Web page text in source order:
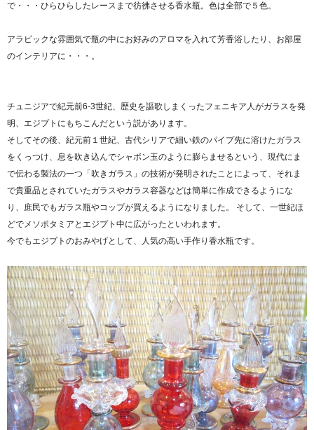
で・・・ひらひらしたレースまで彷彿させる香水瓶。色は全部で５色。
アラビックな雰囲気で瓶の中にお好みのアロマを入れて芳香浴したり、お部屋
のインテリアに・・・。
チュニジアで紀元前6-3世紀、歴史を謳歌しまくったフェニキア人がガラスを発
明、エジプトにもちこんだという説があります。
そしてその後、紀元前１世紀、古代シリアで細い鉄のパイプ先に溶けたガラス
をくっつけ、息を吹き込んでシャボン玉のように膨らませるという、現代にま
で伝わる製法の一つ「吹きガラス」の技術が発明されたことによって、それま
で貴重品とされていたガラスやガラス容器などは簡単に作成できるようにな
り、庶民でもガラス瓶やコップが買えるようになりました。 そして、一世紀ほ
どでメソポタミアとエジプト中に広がったといわれます。
今でもエジプトのおみやげとして、人気の高い手作り香水瓶です。